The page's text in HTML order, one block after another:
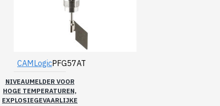
CAMLogicPFG57AT
NIVEAUMELDER VOOR
HOGE TEMPERATUREN,
EXPLOSIEGEVAARLIJKE